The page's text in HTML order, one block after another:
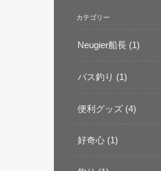
カテゴリー
Neugier船長 (1)
バス釣り (1)
便利グッズ (4)
好奇心 (1)